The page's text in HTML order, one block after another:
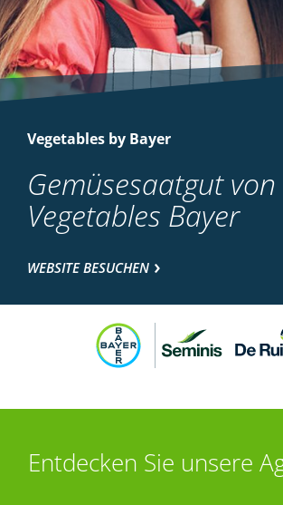
Vegetables by Bayer
Gemüsesaatgut von
Vegetables Bayer
WEBSITE BESUCHEN
Entdecken Sie unsere